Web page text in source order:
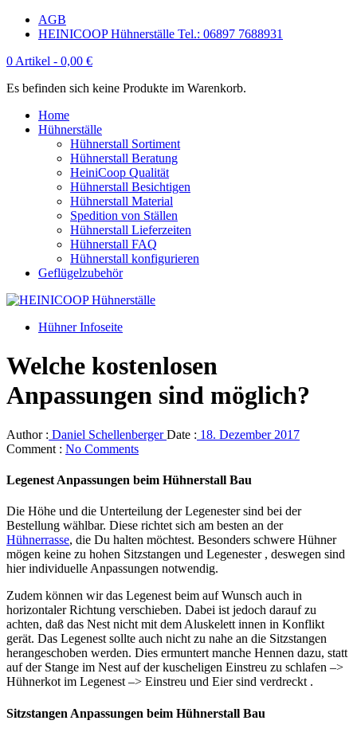
AGB
HEINICOOP Hühnerställe Tel.: 06897 7688931
0 Artikel - 0,00 €
Es befinden sich keine Produkte im Warenkorb.
Home
Hühnerställe
Hühnerstall Sortiment
Hühnerstall Beratung
HeiniCoop Qualität
Hühnerstall Besichtigen
Hühnerstall Material
Spedition von Ställen
Hühnerstall Lieferzeiten
Hühnerstall FAQ
Hühnerstall konfigurieren
Geflügelzubehör
Hühner Infoseite
Welche kostenlosen
Anpassungen sind möglich?
Author : Daniel SchellenbergerDate : 18. Dezember 2017
Comment : No Comments
Legenest Anpassungen beim Hühnerstall Bau
Die Höhe und die Unterteilung der Legenester sind bei der
Bestellung wählbar. Diese richtet sich am besten an der
Hühnerrasse, die Du halten möchtest. Besonders schwere Hühner
mögen keine zu hohen Sitzstangen und Legenester , deswegen sind
hier individuelle Anpassungen notwendig.
Zudem können wir das Legenest beim auf Wunsch auch in
horizontaler Richtung verschieben. Dabei ist jedoch darauf zu
achten, daß das Nest nicht mit dem Aluskelett innen in Konflikt
gerät. Das Legenest sollte auch nicht zu nahe an die Sitzstangen
herangeschoben werden. Dies ermuntert manche Hennen dazu, statt
auf der Stange im Nest auf der kuscheligen Einstreu zu schlafen –>
Hühnerkot im Legenest –> Einstreu und Eier sind verdreckt .
Sitzstangen Anpassungen beim Hühnerstall Bau